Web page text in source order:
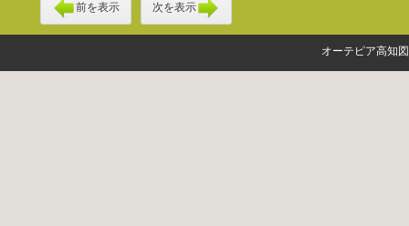
前を表示 次を表示
オーテピア高知